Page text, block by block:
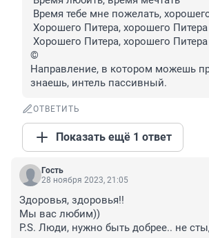
Время тебе мне пожелать,
Хорошего Питера, хорошего Питера
Хорошего Питера, хорошего Питера
©
Направление, в котором можешь
знаешь, интель пассивный.
ОТВЕТИТЬ
Показать ещё 1 ответ
Гость
28 ноября 2023, 21:05
Здоровья, здоровья!!
Мы вас любим))
P.S. Люди, нужно быть добрее.. не